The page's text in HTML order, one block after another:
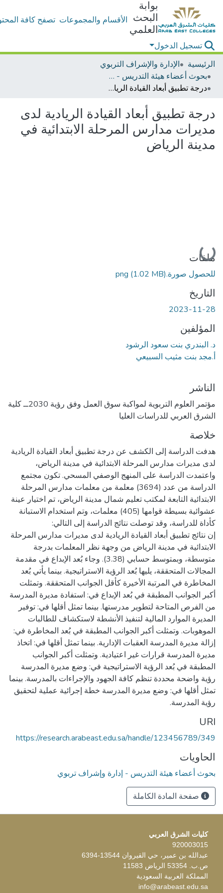
بوابة
البحث
العلمي
الأقسام والمجموعات تصفح كافة
تسجيل الدخول
الرئيسية
الإدارة والإشراف التربوي
بحوث أعضاء هيئة التدريس - إدارة وإشراف تربوي
درجة تطبيق أبعاد القيادة الريادية لدى مديرات مدارس المرحلة الابتدائية في مدينة الرياض
درجة تطبيق أبعاد القيادة الريادية لدى
مديرات مدارس المرحلة الابتدائية في
مدينة الرياض
جاري التحميل...
ملفات
للحصول صورة.png(1.02 MB)
التاريخ
2023-11-28
المؤلفين
د. البندري بنت سعود الرشود
أ.مجد بنت مثيب السبيعي
الناشر
مؤتمر العلوم التربوية لمواكبة سوق العمل وفق رؤية 2030ــ كلية
الشرق العربي للدراسات العليا
خلاصة
هدفت الدراسة إلى الكشف عن درجة تطبيق أبعاد القيادة الريادية
لدى مديرات مدارس المرحلة الابتدائية في مدينة الرياض،
واعتمدت الدراسة على المنهج الوصفي المسحي. تكون مجتمع
الدراسة من عدد (3694) معلمة من معلمات مدارس المرحلة
الابتدائية التابعة لمكتب تعليم شمال مدينة الرياض، تم اختيار عينة
عشوائية بسيطة قوامها (405) معلمات، وتم استخدام الاستبانة
إن نتائج تطبيق أبعاد القيادة الريادية لدى مديرات مدارس المرحلة
الابتدائية في مدينة الرياض من وجهة نظر المعلمات بدرجة
متوسطة، وبمتوسط حسابي (3.38). وجاء بُعد الإبداع في مقدمة
المجالات المتحققة، يليها بُعد الرؤية الاستراتيجية. بينما يأتي بُعد
المخاطرة في المرتبة الأخيرة كأقل الجوانب المتحققة. وتمثلت
أكبر الجوانب المطبقة في بُعد الإبداع في: استفادة مديرة المدرسة
من الفرص المتاحة لتطوير مدرستها. بينما تمثل أقلها في: توفير
المديرة الموارد المالية لتنفيذ الأنشطة لاستكشاف للطالبات
الموهوبات. وتمثلت أكبر الجوانب المطبقة في بُعد المخاطرة في:
إزالة مديرة المدرسة العقبات الإدارية. بينما تمثل أقلها في: اتخاذ
مديرة المدرسة قرارات غير اعتيادية. وتمثلت أكبر الجوانب
المطبقة في بُعد الرؤية الاستراتيجية في: وضع مديرة المدرسة
رؤية واضحة محددة تنظم كافة الجهود والإجراءات بالمدرسة. بينما
تمثل أقلها في: وضع مديرة المدرسة خطة إجرائية عملية لتحقيق
رؤية المدرسة.
URI
https://research.arabeast.edu.sa/handle/123456789/349
الحاويات
بحوث أعضاء هيئة التدريس - إدارة وإشراف تربوي
صفحة المادة الكاملة
كليات الشرق العربي
920003015
عبدالله بن عمير، حي القيروان 13544-6394
ص.ب. 53354 الرياض 11583
المملكة العربية السعودية
info@arabeast.edu.sa